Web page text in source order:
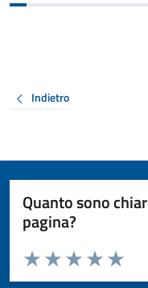
Indietro
Quanto sono
pagina?
Valuta da 1 a 5 stelle la
Valuta
Valuta 4
Valuta 3 stelle
Valuta 2 stelle su 5
Valuta 1 stelle su 5